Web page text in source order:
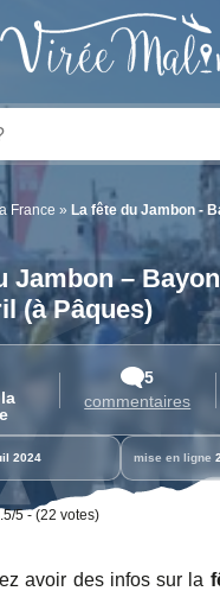
France » La fête du Jambon -
Jambon –
(à Pâques)
5
commentaires
2024 mise en ligne
5 - (22 votes)
avoir des infos sur la